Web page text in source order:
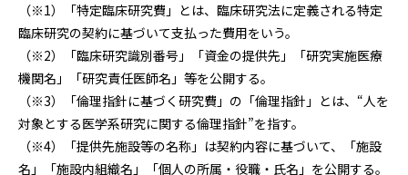
（※1）「特定臨床研究費」とは、臨床研究法に定義される特定
臨床研究の契約に基づいて支払った費用をいう。
（※2）「臨床研究識別番号」「資金の提供先」「研究実施医療
機関名」「研究責任医師名」等を公開する。
（※3）「倫理指針に基づく研究費」の「倫理指針」とは、“人を
対象とする医学系研究に関する倫理指針”を指す。
（※4）「提供先施設等の名称」は契約内容に基づいて、「施設
名」「施設内組織名」「個人の所属・役職・氏名」を公開する。